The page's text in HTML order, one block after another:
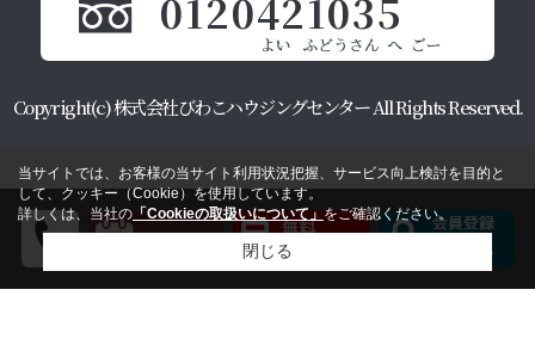
0120421035
Copyright(c) 株式会社びわこハウジングセンター All Rights Reserved.
当サイトでは、お客様の当サイト利用状況把握、サービス向上検討を目的と
して、クッキー（Cookie）を使用しています。
詳しくは、当社の 「Cookieの取扱いについて」 をご確認ください。
閉じる